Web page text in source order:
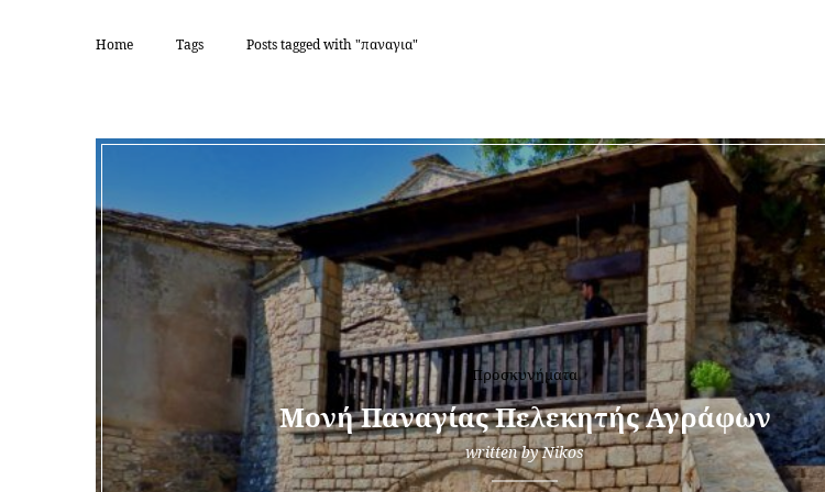
Home Tags Posts tagged with "παναγια"
Προσκυνήματα
Μονή Παναγίας Πελεκητής Αγράφων
written byNikos